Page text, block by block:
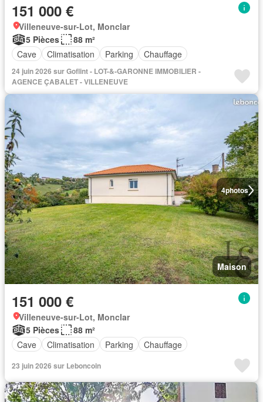
151 000 €
Villeneuve-sur-Lot, Monclar
5 Pièces
88 m²
Cave
Climatisation Parking Chauffage
24 juin 2026 sur Goflint - LOT-&-GARONNE IMMOBILIER -
AGENCE ÇABALET - VILLENEUVE
4photos
Maison
151 000 €
Villeneuve-sur-Lot, Monclar
5 Pièces
88 m²
Cave
Climatisation Parking Chauffage
23 juin 2026 sur Leboncoin